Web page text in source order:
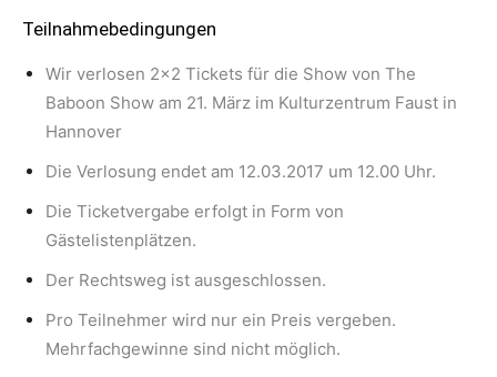
Teilnahmebedingungen
Wir verlosen 2×2 Tickets für die Show von The
Baboon Show am 21. März im Kulturzentrum Faust in
Hannover
Die Verlosung endet am 12.03.2017 um 12.00 Uhr.
Die Ticketvergabe erfolgt in Form von
Gästelistenplätzen.
Der Rechtsweg ist ausgeschlossen.
Pro Teilnehmer wird nur ein Preis vergeben.
Mehrfachgewinne sind nicht möglich.